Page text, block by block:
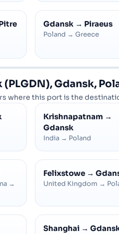
Gdansk → Piraeus
Poland → Greece
Gdansk,
where this port is the
Krishnapatnam →
Gdansk
India → Poland
→
Felixstowe →
United Kingdom →
Shanghai →